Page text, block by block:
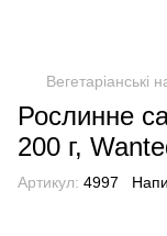
Вегетаріанські
Рослинне
200 г,
Артикул: 4997